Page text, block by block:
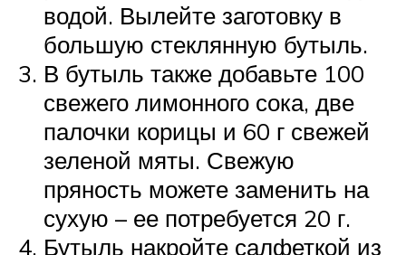
водой. Вылейте заготовку в
большую стеклянную бутыль.
В бутыль также добавьте 100
свежего лимонного сока, две
палочки корицы и 60 г свежей
зеленой мяты. Свежую
пряность можете заменить на
сухую – ее потребуется 20 г.
Бутыль накройте салфеткой из